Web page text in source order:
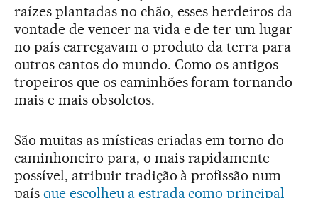
raízes plantadas no chão, esses herdeiros da
vontade de vencer na vida e de ter um lugar
no país carregavam o produto da terra para
outros cantos do mundo. Como os antigos
tropeiros que os caminhões foram tornando
mais e mais obsoletos.
São muitas as místicas criadas em torno do
caminhoneiro para, o mais rapidamente
possível, atribuir tradição à profissão num
país que escolheu a estrada como principal